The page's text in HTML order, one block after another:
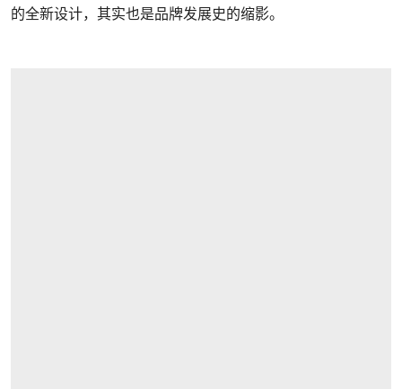
的全新设计，其实也是品牌发展史的缩影。